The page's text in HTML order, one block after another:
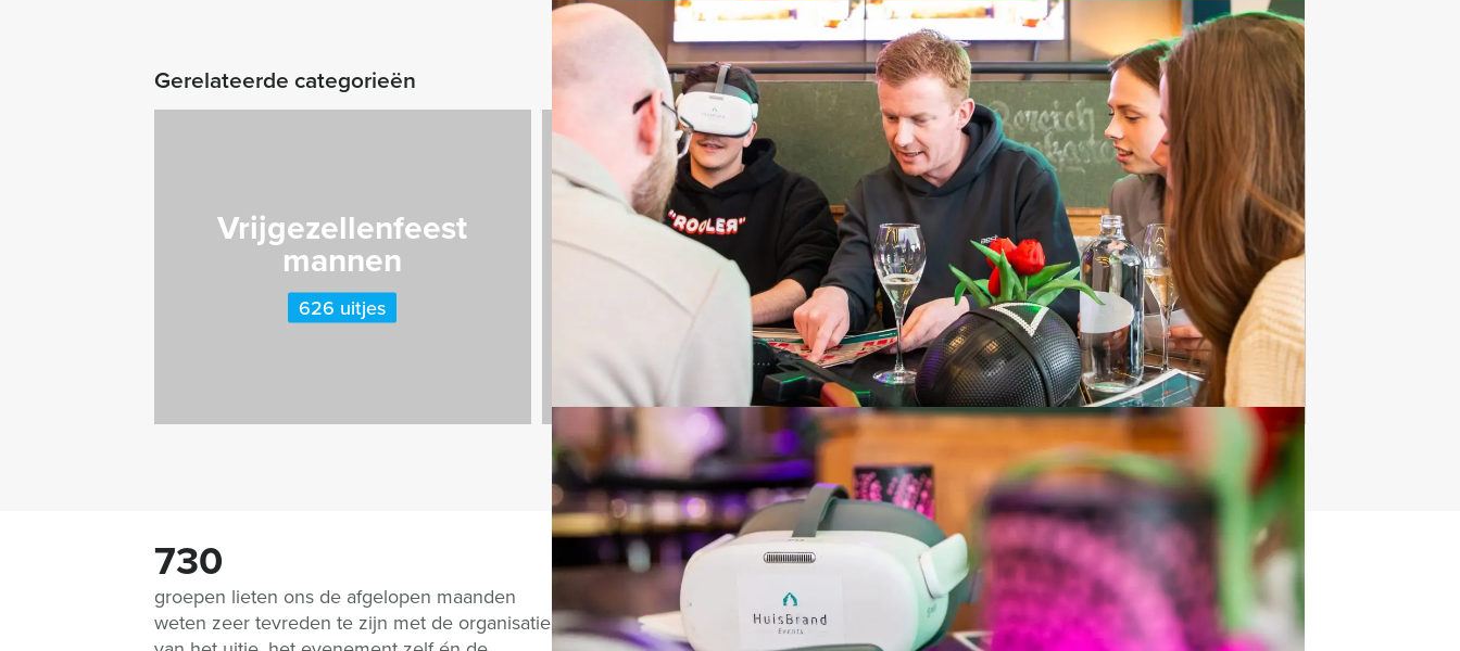
Gerelateerde categorieën
Vrijgezellenfeest
mannen
626 uitjes
Vrijgezellenfeesten
797 uitjes
Virtual Reality Games
90 uitjes
730
groepen lieten ons de afgelopen maanden
weten zeer tevreden te zijn met de organisatie
Vragen over dit uitje?